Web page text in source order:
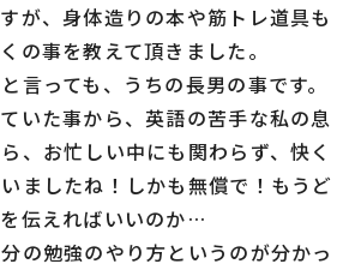
が、身体造りの本や筋トレ道具も
の事を教えて頂きました。
言っても、うちの長男の事です。
いた事から、英語の苦手な私の息
、お忙しい中にも関わらず、快く
ましたね！しかも無償で！もうど
伝えればいいのか…
の勉強のやり方というのが分かっ